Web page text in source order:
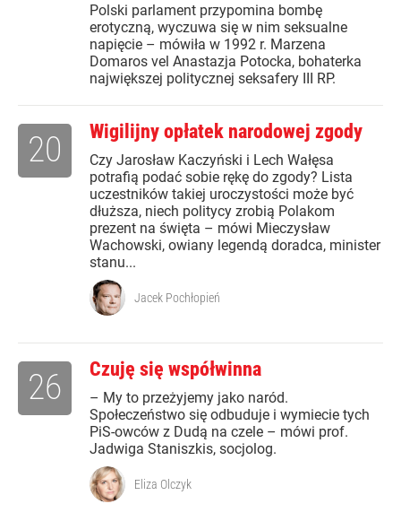
Polski parlament przypomina bombę
erotyczną, wyczuwa się w nim seksualne
napięcie – mówiła w 1992 r. Marzena
Domaros vel Anastazja Potocka, bohaterka
największej politycznej seksafery III RP.
Wigilijny opłatek narodowej zgody
Czy Jarosław Kaczyński i Lech Wałęsa
potrafią podać sobie rękę do zgody? Lista
uczestników takiej uroczystości może być
dłuższa, niech politycy zrobią Polakom
prezent na święta – mówi Mieczysław
Wachowski, owiany legendą doradca, minister
stanu...
20
Jacek Pochłopień
Czuję się współwinna
– My to przeżyjemy jako naród.
Społeczeństwo się odbuduje i wymiecie tych
PiS-owców z Dudą na czele – mówi prof.
Jadwiga Staniszkis, socjolog.
26
Eliza Olczyk